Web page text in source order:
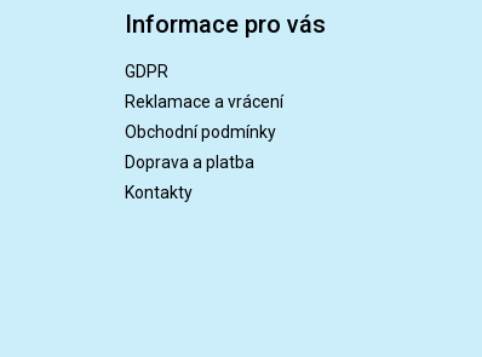
Informace pro vás
GDPR
Reklamace a vrácení
Obchodní podmínky
Doprava a platba
Kontakty